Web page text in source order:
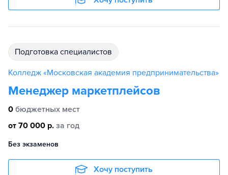
подготовка специалистов
Колледж «Московская академия предпринимательства»
Менеджер маркетплейсов
0 бюджетных мест
от 70 000 р. за год
Без экзаменов
Хочу поступить